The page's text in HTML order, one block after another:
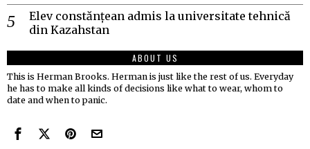
Elev constănțean admis la universitate tehnică
din Kazahstan
ABOUT US
This is Herman Brooks. Herman is just like the rest of us. Everyday
he has to make all kinds of decisions like what to wear, whom to
date and when to panic.